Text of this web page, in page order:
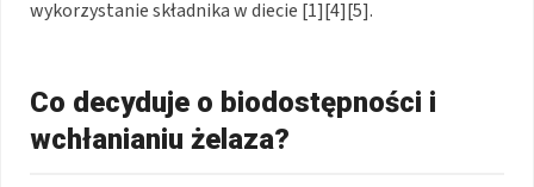
wykorzystanie składnika w diecie [1][4][5].
Co decyduje o biodostępności i
wchłanianiu żelaza?